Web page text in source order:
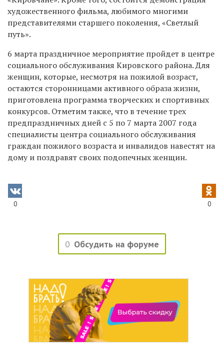
художественного фильма, любимого многими
представителями старшего поколения, «Светлый
путь».
6 марта праздничное мероприятие пройдет в центре
социального обслуживания Кировского района. Для
женщин, которые, несмотря на пожилой возраст,
остаются сторонницами активного образа жизни,
приготовлена программа творческих и спортивных
конкурсов. Отметим также, что в течение трех
предпраздничных дней с 5 по 7 марта 2007 года
специалисты центра социального обслуживания
граждан пожилого возраста и инвалидов навестят на
дому и поздравят своих подопечных женщин.
0 0
0 Обсудить на форуме